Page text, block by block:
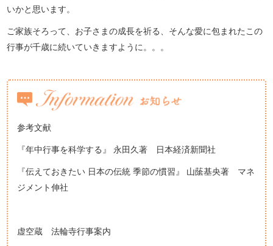
いかと思います。
ご家族そろって、お子さまの成長を祈る、そんな愛に包まれたこの
行事が千歳に続いていきますように。。。
参考文献
『年中行事を科学する』 永田久著 日本経済新聞社
『伝えておきたい 日本の伝統 季節の慣習』 山䕃基央著 マネ
ジメント伸社
虚空蔵 法輪寺行事案内